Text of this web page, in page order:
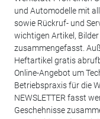
und Automodelle mit
sowie Rückruf- und
wichtigen Artikel,
zusammengefasst.
Heftartikel gratis
Online-Angebot um
Betriebspraxis für die
NEWSLETTER fasst
Geschehnisse